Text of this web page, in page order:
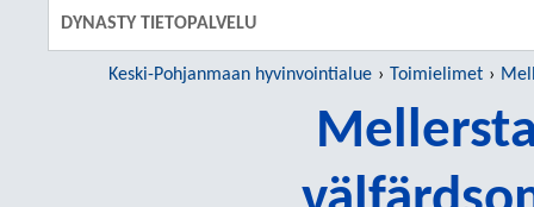
DYNASTY TIETOPALVELU
Keski-Pohjanmaan hyvinvointialue Toimielimet